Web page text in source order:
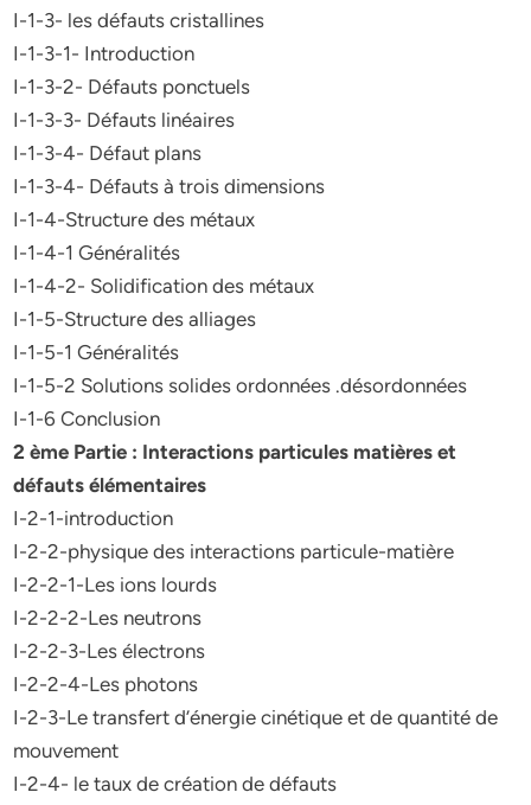
I-1-3- les défauts cristallines
I-1-3-1- Introduction
I-1-3-2- Défauts ponctuels
I-1-3-3- Défauts linéaires
I-1-3-4- Défaut plans
I-1-3-4- Défauts à trois dimensions
I-1-4-Structure des métaux
I-1-4-1 Généralités
I-1-4-2- Solidification des métaux
I-1-5-Structure des alliages
I-1-5-1 Généralités
I-1-5-2 Solutions solides ordonnées .désordonnées
I-1-6 Conclusion
2 ème Partie : Interactions particules matières et
défauts élémentaires
I-2-1-introduction
I-2-2-physique des interactions particule-matière
I-2-2-1-Les ions lourds
I-2-2-2-Les neutrons
I-2-2-3-Les électrons
I-2-2-4-Les photons
I-2-3-Le transfert d’énergie cinétique et de quantité de
mouvement
I-2-4- le taux de création de défauts